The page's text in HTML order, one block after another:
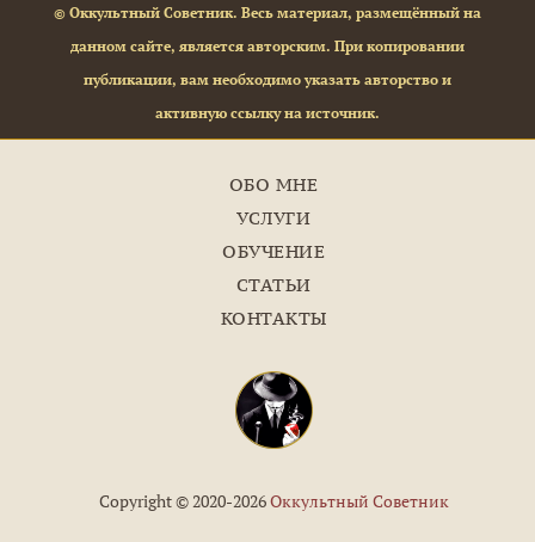
© Оккультный Советник. Весь материал, размещённый на
данном сайте, является авторским. При копировании
публикации, вам необходимо указать авторство и
активную ссылку на источник.
ОБО МНЕ
УСЛУГИ
ОБУЧЕНИЕ
СТАТЬИ
КОНТАКТЫ
Copyright © 2020-2026Оккультный Советник